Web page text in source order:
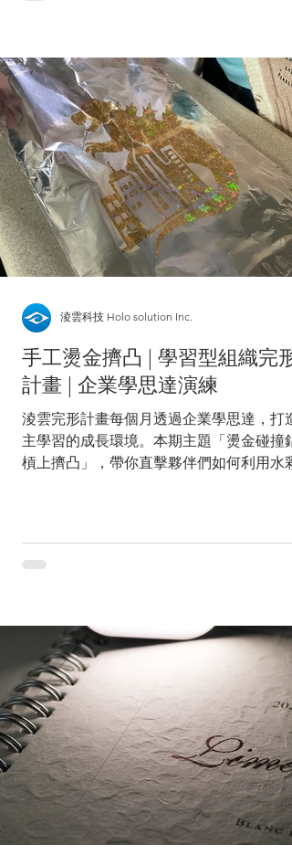
手工燙金擠凸 | 學習型組織完形
計畫 | 企業學思達演練
淩雲完形計畫每個月透過企業學思達，打
主學習的成長環境。本期主題「燙金碰撞
槓上擠凸」，帶你直擊夥伴們如何利用水彩
淩雲科技 Holo solution Inc.